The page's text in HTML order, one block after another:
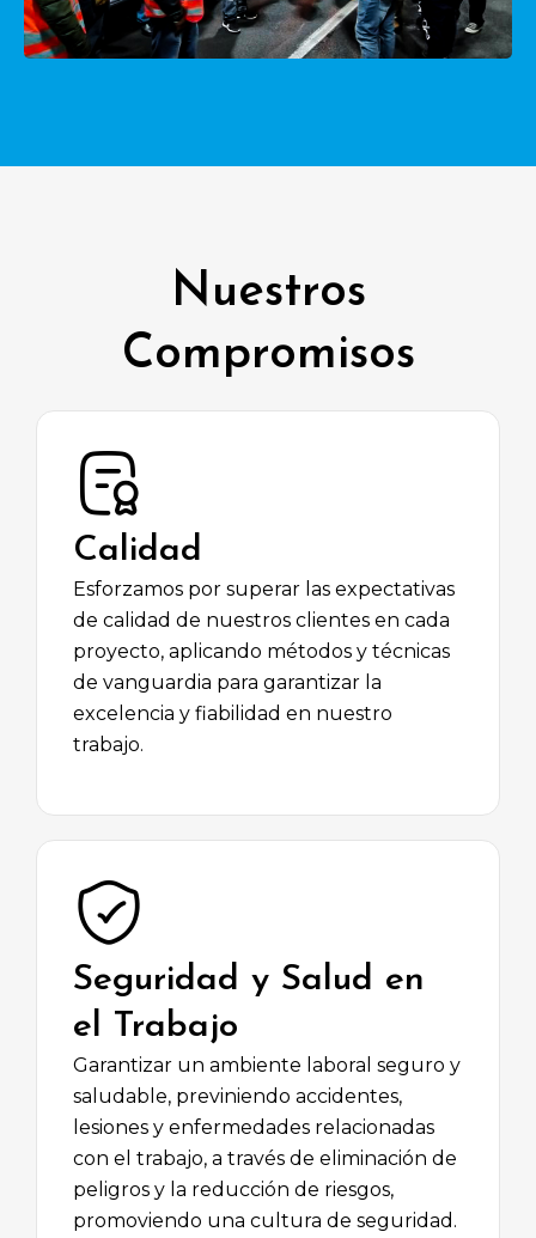
Nuestros
Compromisos
Calidad
Esforzamos por superar las expectativas
de calidad de nuestros clientes en cada
proyecto, aplicando métodos y técnicas
de vanguardia para garantizar la
excelencia y fiabilidad en nuestro
trabajo.
Seguridad y Salud en
el Trabajo
Garantizar un ambiente laboral seguro y
saludable, previniendo accidentes,
lesiones y enfermedades relacionadas
con el trabajo, a través de eliminación de
peligros y la reducción de riesgos,
promoviendo una cultura de seguridad.